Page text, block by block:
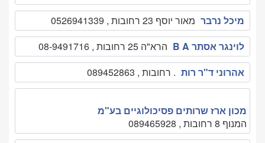
מיכל נרבר מאור יוסף 23 רחובות , 0526941339
לוינגר אסתר B A
הרא"ה 25 רחובות , 08-9491716
אהרוני ד"ר רות . רחובות , 089452863
מכון ארז שרותים פסיכולוגיים בע"מ
המנוף 8 רחובות , 089465928